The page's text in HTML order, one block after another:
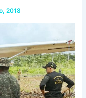
2018